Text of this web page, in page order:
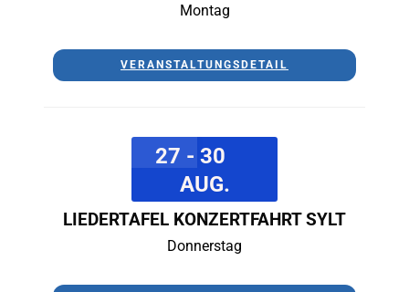
Montag
VERANSTALTUNGSDETAIL
27 - 30
AUG.
LIEDERTAFEL KONZERTFAHRT SYLT
Donnerstag